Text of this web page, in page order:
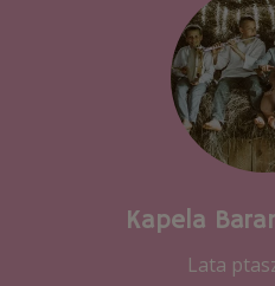
Kapela
Lata